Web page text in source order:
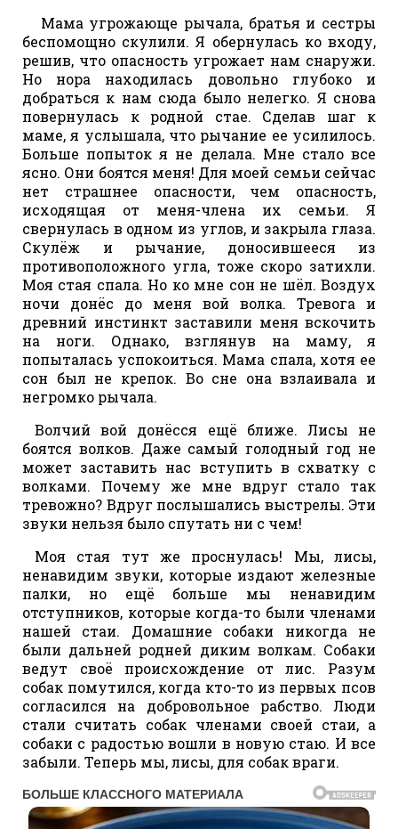
Мама угрожающе рычала, братья и сестры
беспомощно скулили. Я обернулась ко входу,
решив, что опасность угрожает нам снаружи.
Но нора находилась довольно глубоко и
добраться к нам сюда было нелегко. Я снова
повернулась к родной стае. Сделав шаг к
маме, я услышала, что рычание ее усилилось.
Больше попыток я не делала. Мне стало все
ясно. Они боятся меня! Для моей семьи сейчас
нет страшнее опасности, чем опасность,
исходящая от меня-члена их семьи. Я
свернулась в одном из углов, и закрыла глаза.
Скулёж и рычание, доносившееся из
противоположного угла, тоже скоро затихли.
Моя стая спала. Но ко мне сон не шёл. Воздух
ночи донёс до меня вой волка. Тревога и
древний инстинкт заставили меня вскочить
на ноги. Однако, взглянув на маму, я
попыталась успокоиться. Мама спала, хотя ее
сон был не крепок. Во сне она взлаивала и
негромко рычала.
Волчий вой донёсся ещё ближе. Лисы не
боятся волков. Даже самый голодный год не
может заставить нас вступить в схватку с
волками. Почему же мне вдруг стало так
тревожно? Вдруг послышались выстрелы. Эти
звуки нельзя было спутать ни с чем!
Моя стая тут же проснулась! Мы, лисы,
ненавидим звуки, которые издают железные
палки, но ещё больше мы ненавидим
отступников, которые когда-то были членами
нашей стаи. Домашние собаки никогда не
были дальней родней диким волкам. Собаки
ведут своё происхождение от лис. Разум
собак помутился, когда кто-то из первых псов
согласился на добровольное рабство. Люди
стали считать собак членами своей стаи, а
собаки с радостью вошли в новую стаю. И все
забыли. Теперь мы, лисы, для собак враги.